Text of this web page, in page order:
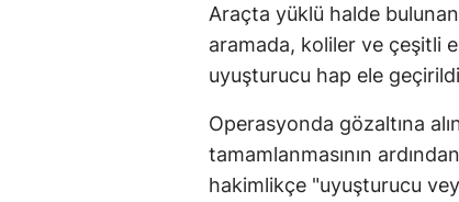
Araçta yüklü halde bulunan
aramada, koliler ve çeşitli
uyuşturucu hap ele
Operasyonda gözaltına
tamamlanmasının
hakimlikçe "uyuşturucu